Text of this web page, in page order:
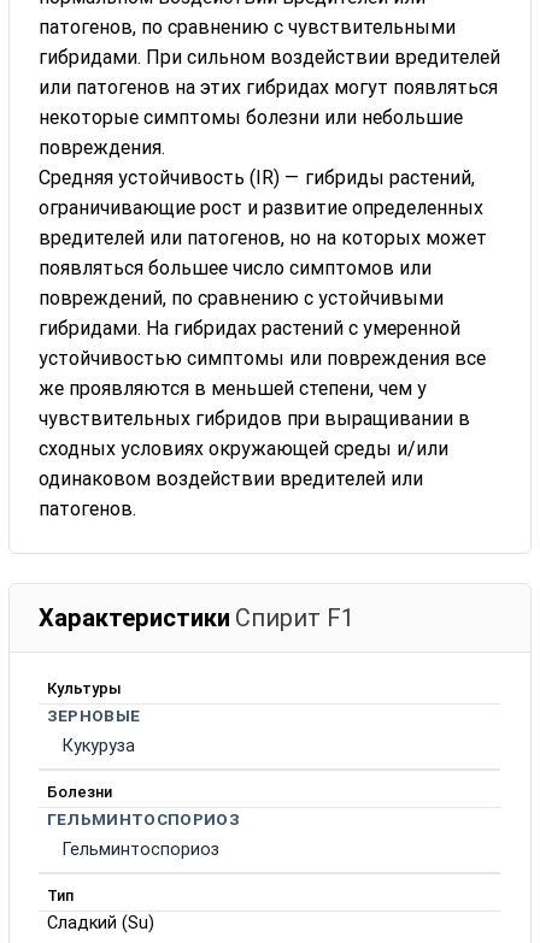
патогенов, по сравнению с чувствительными
гибридами. При сильном воздействии вредителей
или патогенов на этих гибридах могут появляться
некоторые симптомы болезни или небольшие
повреждения.
Средняя устойчивость (IR) — гибриды растений,
ограничивающие рост и развитие определенных
вредителей или патогенов, но на которых может
появляться большее число симптомов или
повреждений, по сравнению с устойчивыми
гибридами. На гибридах растений с умеренной
устойчивостью симптомы или повреждения все
же проявляются в меньшей степени, чем у
чувствительных гибридов при выращивании в
сходных условиях окружающей среды и/или
одинаковом воздействии вредителей или
патогенов.
Характеристики Спирит F1
Культуры
ЗЕРНОВЫЕ
Кукуруза
Болезни
ГЕЛЬМИНТОСПОРИОЗ
Гельминтоспориоз
Тип
Сладкий (Su)